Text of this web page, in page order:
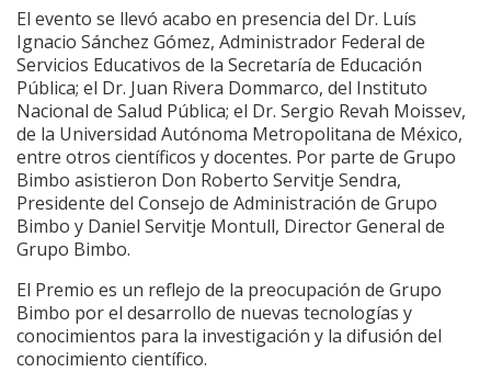
El evento se llevó acabo en presencia del Dr. Luís
Ignacio Sánchez Gómez, Administrador Federal de
Servicios Educativos de la Secretaría de Educación
Pública; el Dr. Juan Rivera Dommarco, del Instituto
Nacional de Salud Pública; el Dr. Sergio Revah Moissev,
de la Universidad Autónoma Metropolitana de México,
entre otros científicos y docentes. Por parte de Grupo
Bimbo asistieron Don Roberto Servitje Sendra,
Presidente del Consejo de Administración de Grupo
Bimbo y Daniel Servitje Montull, Director General de
Grupo Bimbo.
El Premio es un reflejo de la preocupación de Grupo
Bimbo por el desarrollo de nuevas tecnologías y
conocimientos para la investigación y la difusión del
conocimiento científico.